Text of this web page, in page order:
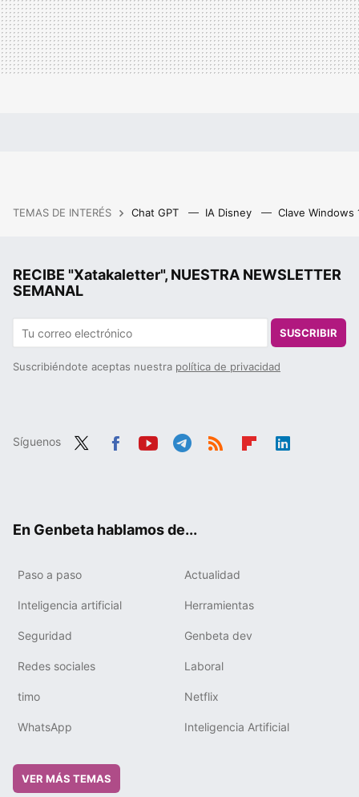
TEMAS DE INTERÉS Chat GPT IA Disney Clave Windows
RECIBE "Xatakaletter", NUESTRA NEWSLETTER
SEMANAL
SUSCRIBIR
Suscribiéndote aceptas nuestra política de privacidad
Síguenos
En Genbeta hablamos de...
Paso a paso Actualidad
Inteligencia artificial Herramientas
Seguridad Genbeta dev
Redes sociales Laboral
timo Netflix
WhatsApp Inteligencia Artificial
VER MÁS TEMAS